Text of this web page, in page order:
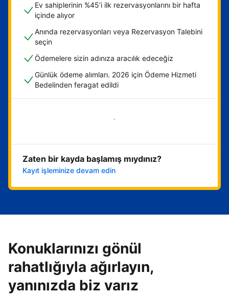
Ev sahiplerinin %45’i ilk rezervasyonlarını bir hafta
içinde alıyor
Anında rezervasyonları veya Rezervasyon Talebini
seçin
Ödemelere sizin adınıza aracılık edeceğiz
Günlük ödeme alımları. 2026 için Ödeme Hizmeti
Bedelinden feragat edildi
Hemen başla
Zaten bir kayda başlamış mıydınız?
Kayıt işleminize devam edin
Konuklarınızı gönül
rahatlığıyla ağırlayın,
yanınızda biz varız